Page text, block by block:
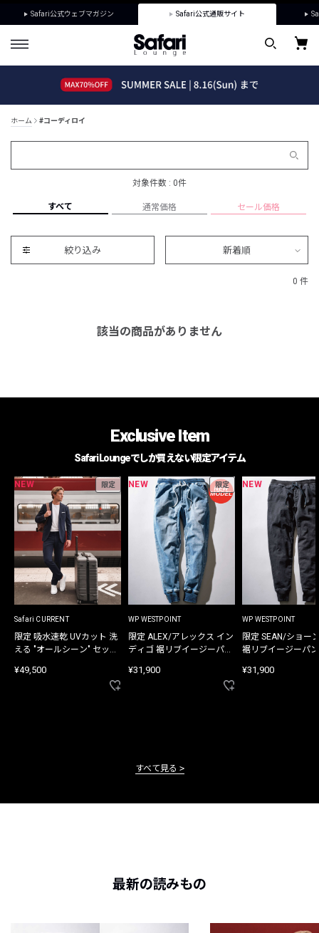
Safari公式ウェブマガジン Safari公式通販サイト
ホーム #コーディロイ
対象件数 : 0件
すべて 通常価格 セール価格
絞り込み 新着順
0 件
該当の商品がありません
Exclusive Item
Safari Loungeでしか買えない限定アイテム
NEW 限定
Safari CURRENT
限定 吸水速乾 UVカット 洗
える "オールシーン" セット
¥49,500
NEW 限定
WP WESTPOINT
限定 ALEX/アレックス イン
ディゴ 裾リブイージーパン
¥31,900
NEW
WP WESTPOINT
限定 SEAN/ショー
裾リブイージーパ
¥31,900
すべて見る
最新の読みもの